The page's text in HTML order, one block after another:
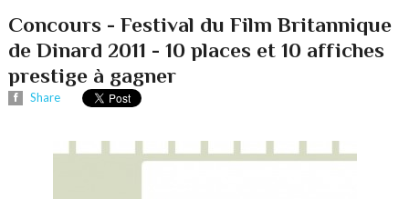
Concours - Festival du Film Britannique
de Dinard 2011 - 10 places et 10 affiches
prestige à gagner
Share